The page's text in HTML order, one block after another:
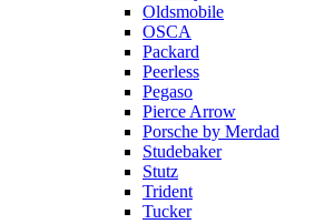
Oldsmobile
OSCA
Packard
Peerless
Pegaso
Pierce Arrow
Porsche by Merdad
Studebaker
Stutz
Trident
Tucker